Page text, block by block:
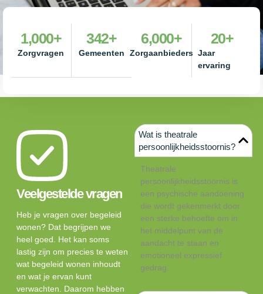
Zorgvragen
1,000+
Gemeenten
342+
Zorgaanbieders
6,000+
Jaar
ervaring
20+
Veelgestelde vragen
Heb je vragen over begeleid
wonen? Dat begrijpen we
heel goed. Het kan soms
lastig zijn om precies te weten
wat begeleid wonen inhoudt
en wat je ervan kunt
verwachten. Daarom hebben
Wat is theatrale
persoonlijkheidsstoornis?
Theatrale
persoonlijkheidsstoornis is
een psychische aandoening
die wordt gekenmerkt door
een sterke behoefte om in
het middelpunt van de
aandacht te staan en
emotioneel expressief
gedrag.